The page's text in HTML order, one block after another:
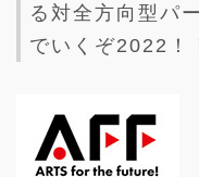
る対全方向型パ
でいくぞ2022！